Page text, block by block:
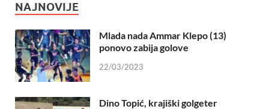
NAJNOVIJE
Mlada nada Ammar Klepo (13)
ponovo zabija golove
22/03/2023
Dino Topić, krajiški golgeter